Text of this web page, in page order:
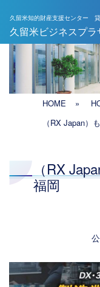
メインナビ
久留米知的財産支援センター
久留米ビジネスプラ
HOME »
（RX Japan
（RX
福岡